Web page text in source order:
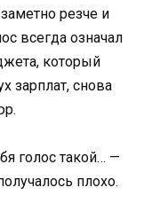
резче и
всегда означал
который
зарплат, снова
голос такой… —
плохо.